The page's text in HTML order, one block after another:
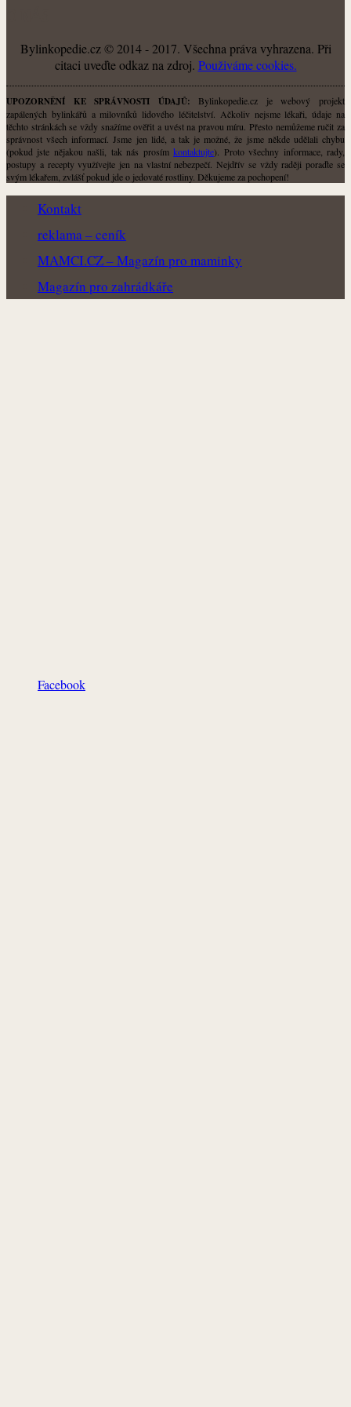
Bylinkopedie.cz © 2014 - 2017. Všechna práva vyhrazena. Při
citaci uveďte odkaz na zdroj. Použiváme cookies.
UPOZORNĚNÍ KE SPRÁVNOSTI ÚDAJŮ: Bylinkopedie.cz je webový projekt
zapálených bylinkářů a milovníků lidového léčitelství. Ačkoliv nejsme lékaři, údaje na
těchto stránkách se vždy snažíme ověřit a uvést na pravou míru. Přesto nemůžeme ručit za
správnost všech informací. Jsme jen lidé, a tak je možné, že jsme někde udělali chybu
(pokud jste nějakou našli, tak nás prosímkontaktujte). Proto všechny informace, rady,
postupy a recepty využívejte jen na vlastní nebezpečí. Nejdřív se vždy raději poraďte se
svým lékařem, zvlášť pokud jde o jedovaté rostliny. Děkujeme za pochopení!
Kontakt
reklama – ceník
MAMCI.CZ – Magazín pro maminky
Magazín pro zahrádkáře
Facebook